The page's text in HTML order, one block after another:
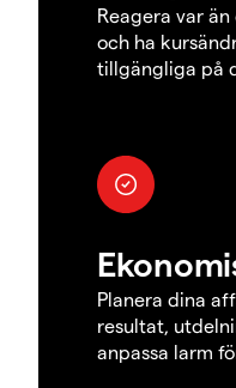
Reagera var
och ha
tillgängliga på
Planera dina
resultat,
anpassa larm